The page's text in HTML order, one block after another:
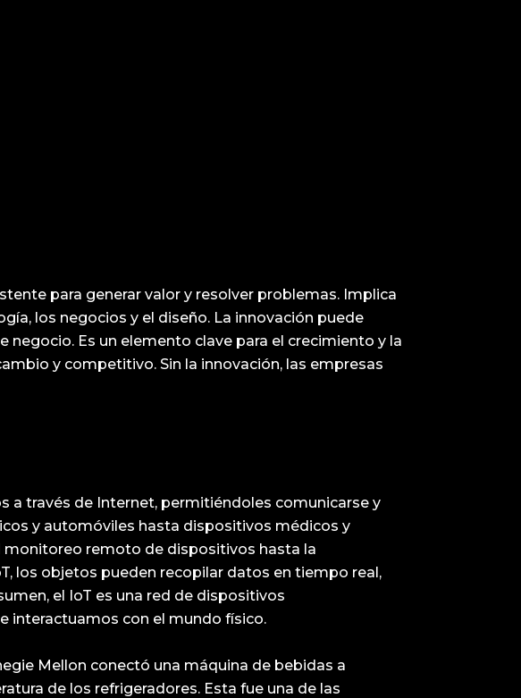
para generar valor y resolver problemas. Implica
los negocios y el diseño. La innovación puede
Es un elemento clave para el crecimiento y la
y competitivo. Sin la innovación, las empresas
a través de Internet, permitiéndoles comunicarse y
y automóviles hasta dispositivos médicos y
monitoreo remoto de dispositivos hasta la
los objetos pueden recopilar datos en tiempo real,
el IoT es una red de dispositivos
interactuamos con el mundo físico.
Mellon conectó una máquina de bebidas a
de los refrigeradores. Esta fue una de las